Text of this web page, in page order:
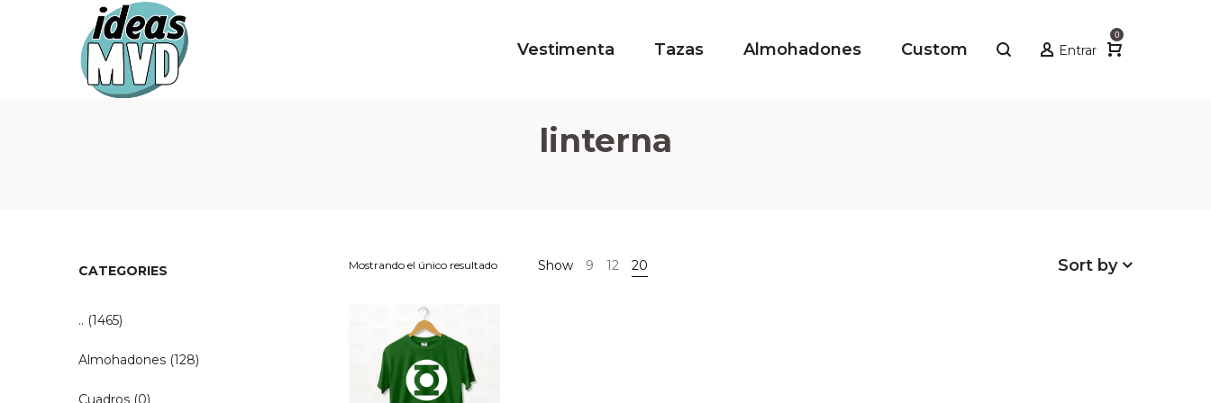
Ideas
Ideas Entrar
0
Vestimenta Tazas Almohadones Custom
linterna
Mostrando el único resultado Show 9 12 20 Sort by
CATEGORIES
.. (1465)
Almohadones (128)
Cuadros (0)